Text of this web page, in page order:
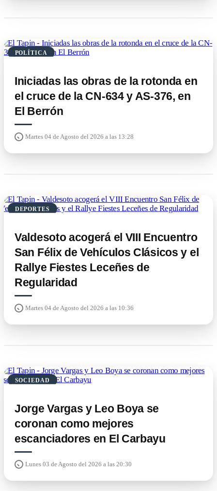
POLÍTICA
Iniciadas las obras de la rotonda en
el cruce de la CN-634 y AS-376, en
El Berrón
Martes 04 de Agosto del 2026 a las 13:28
DEPORTES
Valdesoto acogerá el VIII Encuentro
San Félix de Vehículos Clásicos y el
Rallye Fiestes Leceñes de
Regularidad
Martes 04 de Agosto del 2026 a las 10:36
SOCIEDAD
Jorge Vargas y Leo Boya se
coronan como mejores
escanciadores en El Carbayu
Lunes 03 de Agosto del 2026 a las 20:30